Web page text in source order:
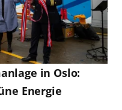
in Oslo:
Energie